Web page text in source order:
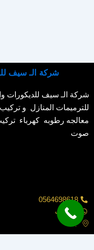
شركة الـ سيف
شركة الـ سيف للديكورات
للترميمات المنازل و
معالجه رطوبه كهرباء
صوت
0564698618
واتساب
جده